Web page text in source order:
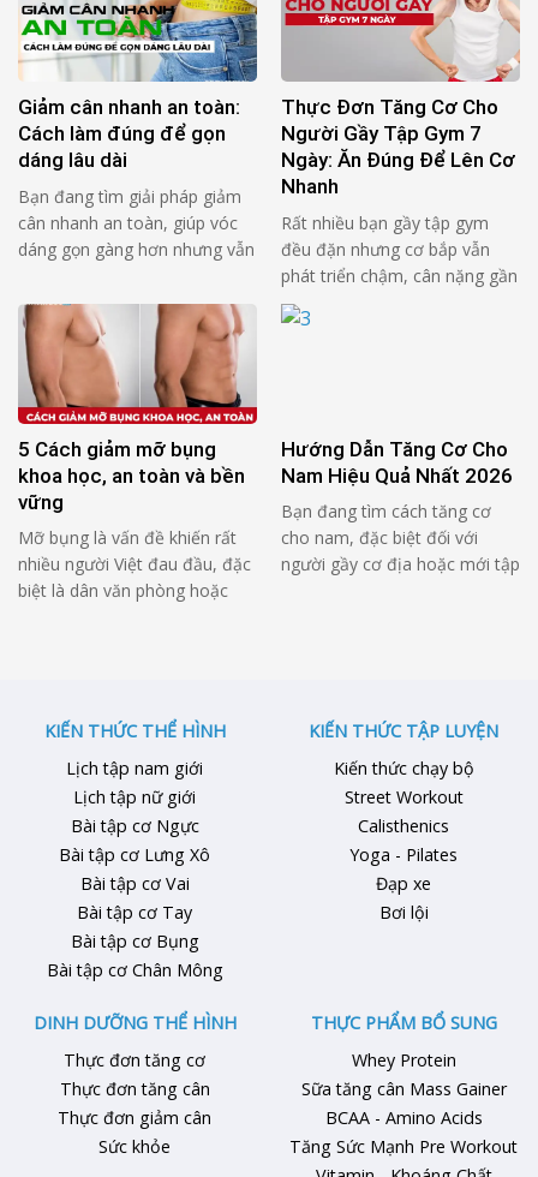
nằm ở 3 thứ rất cơ bản: Bạn
ăn thiếu protein so với cơ thể
của bạn Bạn dồn protein vào
1–2 bữa nên …
tiêu trong đủ thời gian. Bạn
thấy mệt, thấy nặng, nhưng cơ
không “nhận bài”. 4 câu hỏi tự
Giảm cân nhanh an toàn:
Cách làm đúng để gọn
dáng lâu dài
Bạn đang tìm giải pháp giảm
cân nhanh an toàn, giúp vóc
dáng gọn gàng hơn nhưng vẫn
không ít người đã thử nhiều
cách khác nhau nhưng kết quả
không duy trì được lâu, thậm
chí còn mệt mỏi và tăng cân
trở lại. Bài viết này sẽ …
Thực Đơn Tăng Cơ Cho
Người Gầy Tập Gym 7
Ngày: Ăn Đúng Để Lên Cơ
Nhanh
Rất nhiều bạn gầy tập gym
đều đặn nhưng cơ bắp vẫn
phát triển chậm, cân nặng gần
như không thay đổi. Nguyên
nhân phổ biến không nằm ở
5 Cách giảm mỡ bụng
khoa học, an toàn và bền
vững
Mỡ bụng là vấn đề khiến rất
nhiều người Việt đau đầu, đặc
biệt là dân văn phòng hoặc
thử nhiều phương pháp truyền
không cải thiện. Nguyên nhân
Hướng Dẫn Tăng Cơ Cho
Nam Hiệu Quả Nhất 2026
Bạn đang tìm cách tăng cơ
cho nam, đặc biệt đối với
người gầy cơ địa hoặc mới tập
1. Tại Sao Nam …
KIẾN THỨC THỂ HÌNH
Lịch tập nam giới
Lịch tập nữ giới
Bài tập cơ Ngực
Bài tập cơ Lưng Xô
Bài tập cơ Vai
Bài tập cơ Tay
Bài tập cơ Bụng
Bài tập cơ Chân Mông
KIẾN THỨC TẬP LUYỆN
Kiến thức chạy bộ
Street Workout
Calisthenics
Yoga - Pilates
Đạp xe
Bơi lội
DINH DƯỠNG THỂ HÌNH
Thực đơn tăng cơ
Thực đơn tăng cân
Thực đơn giảm cân
Sức khỏe
THỰC PHẨM BỔ SUNG
Whey Protein
Sữa tăng cân Mass Gainer
BCAA - Amino Acids
Tăng Sức Mạnh Pre Workout